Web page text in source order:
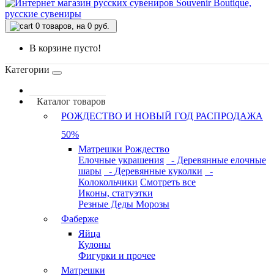
0 товаров, на 0 руб.
В корзине пусто!
Категории
Каталог товаров
РОЖДЕСТВО И НОВЫЙ ГОД РАСПРОДАЖА
50%
Матрешки Рождество
Елочные украшения
- Деревянные елочные
шары
- Деревянные куколки
-
Колокольчики Смотреть все
Иконы, статуэтки
Резные Деды Морозы
Фаберже
Яйца
Кулоны
Фигурки и прочее
Матрешки